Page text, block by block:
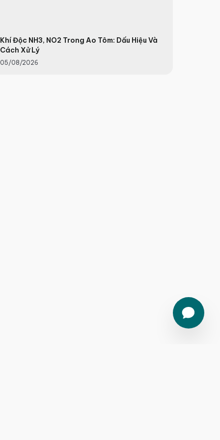
Khí Độc NH3, NO2 Trong Ao Tôm: Dấu Hiệu Và
Cách Xử Lý
05/08/2026